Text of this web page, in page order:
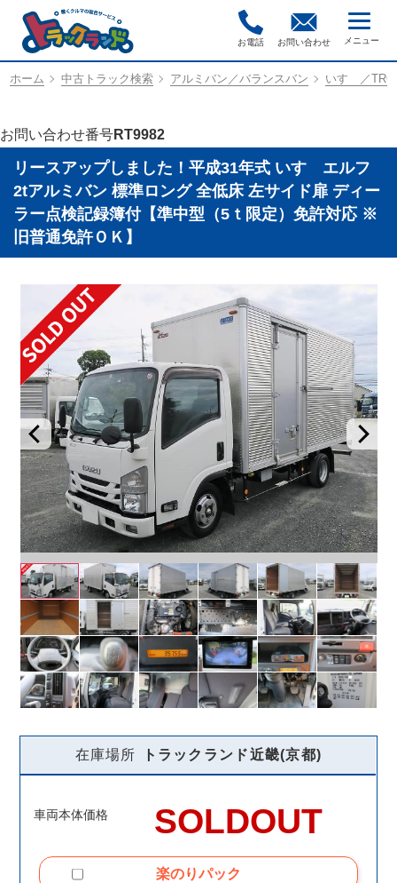
お電話 お問い合わせ
ホーム 中古トラック検索 アルミバン／バランスバン いすゞ／
お問い合わせ番号RT9982
リースアップしました！平成31年式 いすゞエルフ
2tアルミバン 標準ロング 全低床 左サイド扉 ディー
ラー点検記録簿付【準中型（5ｔ限定）免許対応 ※
旧普通免許ＯＫ】
在庫場所 トラックランド近畿(京都)
車両本体価格 SOLDOUT
楽のりパック